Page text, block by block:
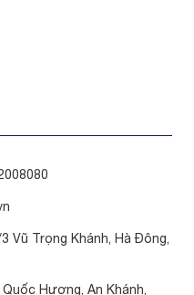
Vũ Trọng Khánh, Hà Đông,
Hương, An Khánh,